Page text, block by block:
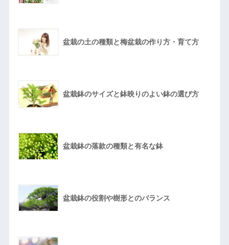
盆栽の土の種類と梅盆栽の作り方・育て方
盆栽鉢のサイズと鉢映りのよい鉢の選び方
盆栽鉢の落款の種類と有名な鉢
盆栽鉢の役割や樹形とのバランス